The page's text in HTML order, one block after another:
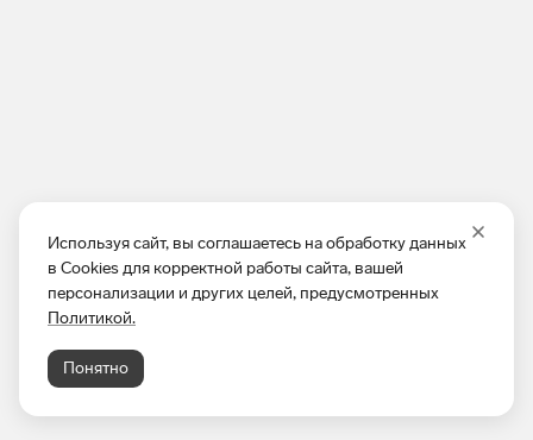
Используя сайт, вы соглашаетесь на обработку данных
в Cookies для корректной работы сайта, вашей
персонализации и других целей, предусмотренных
Политикой.
Понятно